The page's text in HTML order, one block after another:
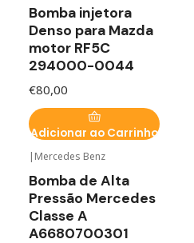
Bomba injetora
Denso para Mazda
motor RF5C
294000-0044
€80,00
Adicionar ao Carrinho
| Mercedes Benz
Bomba de Alta
Pressão Mercedes
Classe A
A6680700301